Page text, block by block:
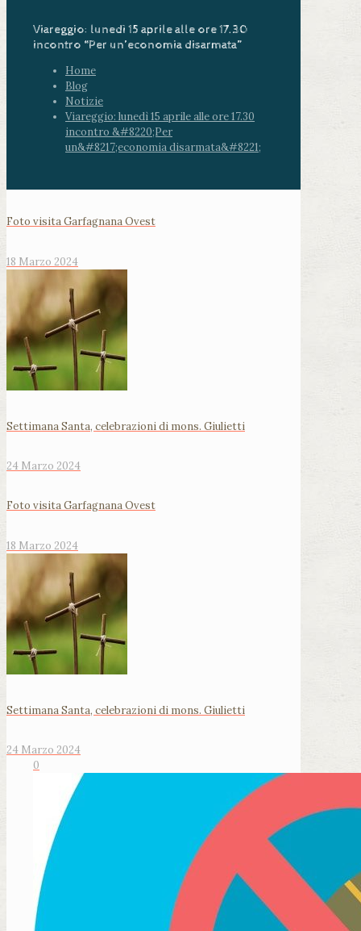
Viareggio: lunedì 15 aprile alle ore 17.30
incontro “Per un’economia disarmata”
Home
Blog
Notizie
Viareggio: lunedì 15 aprile alle ore 17.30
incontro &#8220;Per
un&#8217;economia disarmata&#8221;
Foto visita Garfagnana Ovest
18 Marzo 2024
Settimana Santa, celebrazioni di mons. Giulietti
24 Marzo 2024
Foto visita Garfagnana Ovest
18 Marzo 2024
Settimana Santa, celebrazioni di mons. Giulietti
24 Marzo 2024
0